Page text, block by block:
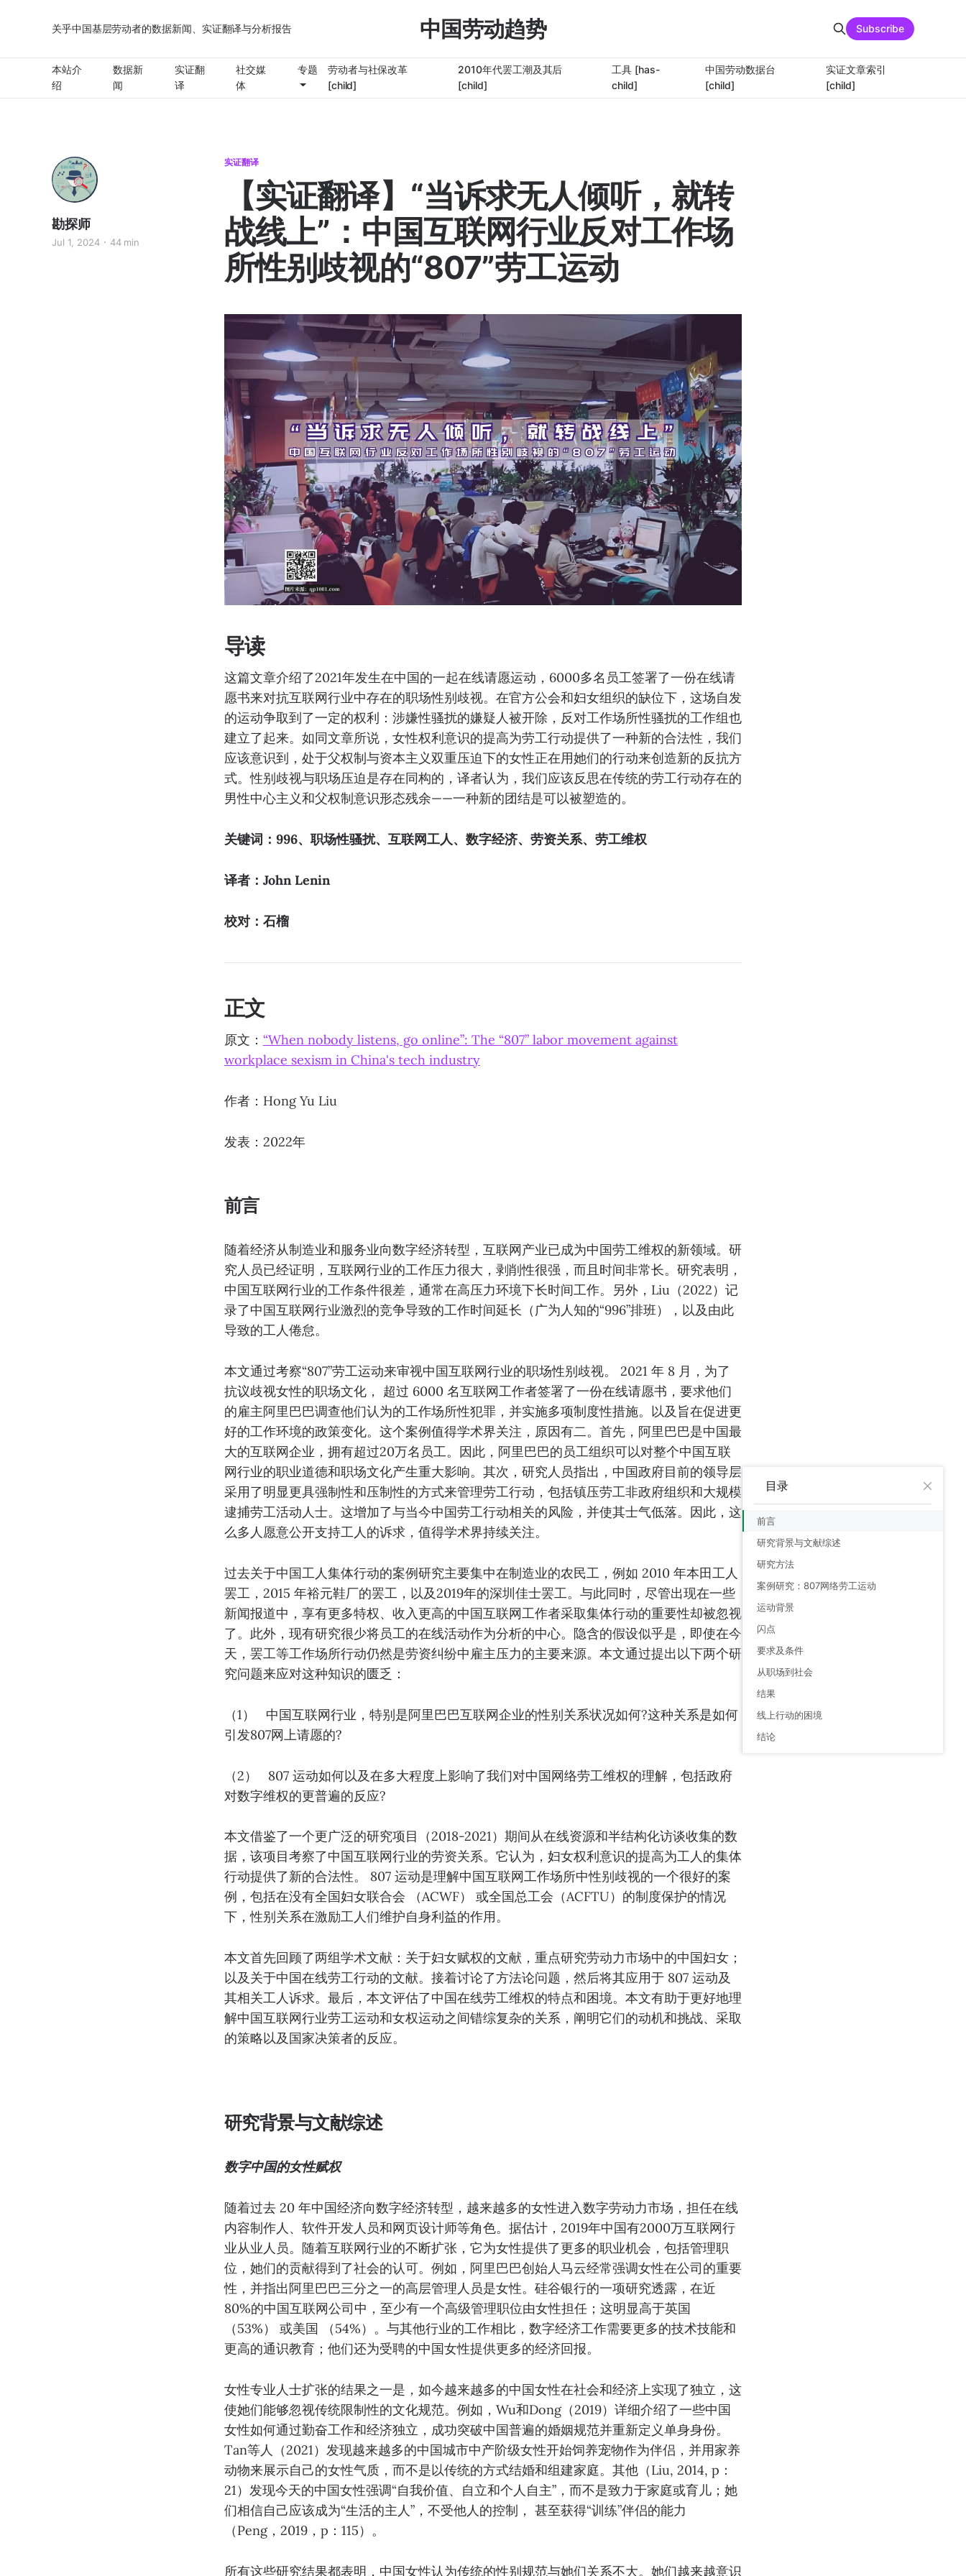
关乎中国基层劳动者的数据新闻、实证翻译与分析报告 中国劳动趋势
本站介
绍
数据新
闻
实证翻
译
社交媒
体
专题
劳动者与社保改革
[child]
2010年代罢工潮及其后
[child]
工具 [has-
child]
中国劳动数据台
[child]
实证文章索引
[child]
Subscribe
实证翻译
【实证翻译】“当诉求无人倾听，就转
战线上”：中国互联网行业反对工作场
所性别歧视的“807”劳工运动
勘探师
Jul 1, 2024 44 min
导读
这篇文章介绍了2021年发生在中国的一起在线请愿运动，6000多名员工签署了一份在线请
愿书来对抗互联网行业中存在的职场性别歧视。在官方公会和妇女组织的缺位下，这场自发
的运动争取到了一定的权利：涉嫌性骚扰的嫌疑人被开除，反对工作场所性骚扰的工作组也
建立了起来。如同文章所说，女性权利意识的提高为劳工行动提供了一种新的合法性，我们
应该意识到，处于父权制与资本主义双重压迫下的女性正在用她们的行动来创造新的反抗方
式。性别歧视与职场压迫是存在同构的，译者认为，我们应该反思在传统的劳工行动存在的
男性中心主义和父权制意识形态残余——一种新的团结是可以被塑造的。
关键词：996、职场性骚扰、互联网工人、数字经济、劳资关系、劳工维权
译者：John Lenin
校对：石榴
正文
原文： “When nobody listens, go online”: The “807” labor movement against
workplace sexism in China's tech industry
作者：Hong Yu Liu
发表：2022年
前言
随着经济从制造业和服务业向数字经济转型，互联网产业已成为中国劳工维权的新领域。研
究人员已经证明，互联网行业的工作压力很大，剥削性很强，而且时间非常⻓。研究表明，
中国互联网行业的工作条件很差，通常在高压力环境下长时间工作。另外，Liu（2022）记
录了中国互联网行业激烈的竞争导致的工作时间延⻓（广为人知的“996”排班），以及由此
导致的工人倦怠。
本文通过考察“807”劳工运动来审视中国互联网行业的职场性别歧视。 2021 年 8 月，为了
抗议歧视女性的职场文化， 超过 6000 名互联网工作者签署了一份在线请愿书，要求他们
的雇主阿里巴巴调查他们认为的工作场所性犯罪，并实施多项制度性措施。以及旨在促进更
好的工作环境的政策变化。这个案例值得学术界关注，原因有二。首先，阿里巴巴是中国最
大的互联网企业，拥有超过20万名员工。因此，阿里巴巴的员工组织可以对整个中国互联
网行业的职业道德和职场文化产生重大影响。其次，研究人员指出，中国政府目前的领导层
采用了明显更具强制性和压制性的方式来管理劳工行动，包括镇压劳工非政府组织和大规模
逮捕劳工活动人士。这增加了与当今中国劳工行动相关的⻛险，并使其士气低落。因此，这
么多人愿意公开支持工人的诉求，值得学术界持续关注。
过去关于中国工人集体行动的案例研究主要集中在制造业的农⺠工，例如 2010 年本田工人
罢工，2015 年裕元鞋厂的罢工，以及2019年的深圳佳士罢工。与此同时，尽管出现在一些
新闻报道中，享有更多特权、收入更高的中国互联网工作者采取集体行动的重要性却被忽视
了。此外，现有研究很少将员工的在线活动作为分析的中心。隐含的假设似乎是，即使在今
天，罢工等工作场所行动仍然是劳资纠纷中雇主压力的主要来源。本文通过提出以下两个研
究问题来应对这种知识的匮乏：
（1） 中国互联网行业，特别是阿里巴巴互联网企业的性别关系状况如何?这种关系是如何
引发807网上请愿的?
（2） 807 运动如何以及在多大程度上影响了我们对中国网络劳工维权的理解，包括政府
对数字维权的更普遍的反应?
本文借鉴了一个更广泛的研究项目（2018-2021）期间从在线资源和半结构化访谈收集的数
据，该项目考察了中国互联网行业的劳资关系。它认为，妇女权利意识的提高为工人的集体
行动提供了新的合法性。 807 运动是理解中国互联网工作场所中性别歧视的一个很好的案
例，包括在没有全国妇女联合会 （ACWF） 或全国总工会（ACFTU）的制度保护的情况
下，性别关系在激励工人们维护自身利益的作用。
本文首先回顾了两组学术文献：关于妇女赋权的文献，重点研究劳动力市场中的中国妇女；
以及关于中国在线劳工行动的文献。接着讨论了方法论问题，然后将其应用于 807 运动及
其相关工人诉求。最后，本文评估了中国在线劳工维权的特点和困境。本文有助于更好地理
解中国互联网行业劳工运动和女权运动之间错综复杂的关系，阐明它们的动机和挑战、采取
的策略以及国家决策者的反应。
研究背景与文献综述
数字中国的女性赋权
随着过去 20 年中国经济向数字经济转型，越来越多的女性进入数字劳动力市场，担任在线
内容制作人、软件开发人员和网⻚设计师等⻆色。据估计，2019年中国有2000万互联网行
业从业人员。随着互联网行业的不断扩张，它为女性提供了更多的职业机会，包括管理职
位，她们的贡献得到了社会的认可。例如，阿里巴巴创始人⻢云经常强调女性在公司的重要
性，并指出阿里巴巴三分之一的高层管理人员是女性。硅谷银行的一项研究透露，在近
80%的中国互联网公司中，至少有一个高级管理职位由女性担任；这明显高于英国
（53%） 或美国 （54%）。与其他行业的工作相比，数字经济工作需要更多的技术技能和
更高的通识教育；他们还为受聘的中国女性提供更多的经济回报。
女性专业人士扩张的结果之一是，如今越来越多的中国女性在社会和经济上实现了独立，这
使她们能够忽视传统限制性的文化规范。例如，Wu和Dong（2019）详细介绍了一些中国
女性如何通过勤奋工作和经济独立，成功突破中国普遍的婚姻规范并重新定义单身身份。
Tan等人（2021）发现越来越多的中国城市中产阶级女性开始饲养宠物作为伴侣，并用家养
动物来展示自己的女性气质，而不是以传统的方式结婚和组建家庭。其他（Liu, 2014, p：
21）发现今天的中国女性强调“自我价值、自立和个人自主”，而不是致力于家庭或育儿；她
们相信自己应该成为“生活的主人”，不受他人的控制， 甚至获得“训练”伴侣的能力
（Peng，2019，p：115）。
所有这些研究结果都表明，中国女性认为传统的性别规范与她们关系不大。她们越来越意识
目录
前言
研究背景与文献综述
研究方法
案例研究：807网络劳工运动
运动背景
闪点
要求及条件
从职场到社会
结果
线上行动的困境
结论